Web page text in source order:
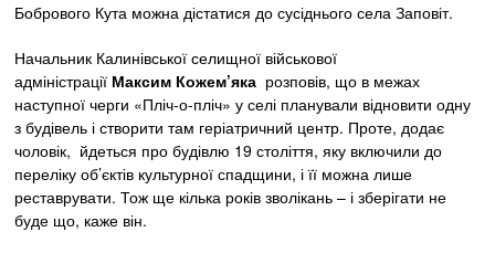
Бобрового Кута можна дістатися до сусіднього села Заповіт.
Начальник Калинівської селищної військової
адміністрації Максим Кожем’яка розповів, що в межах
наступної черги «Пліч-о-пліч» у селі планували відновити одну
з будівель і створити там геріатричний центр. Проте, додає
чоловік, йдеться про будівлю 19 століття, яку включили до
переліку об’єктів культурної спадщини, і її можна лише
реставрувати. Тож ще кілька років зволікань – і зберігати не
буде що, каже він.